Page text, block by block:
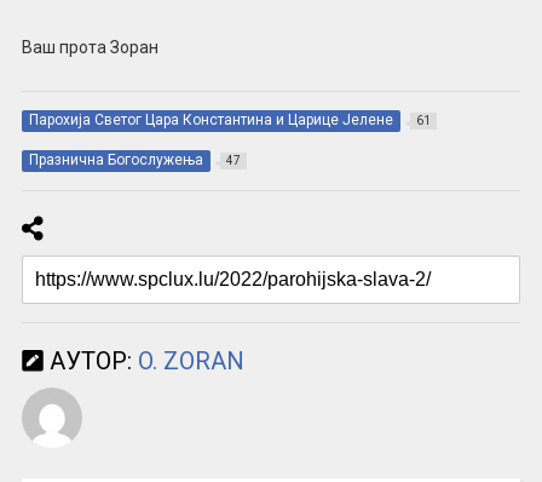
Ваш прота Зоран
Парохија Светог Цара Константина и Царице Јелене 61
Празнична Богослужења 47
АУТОР: O. ZORAN